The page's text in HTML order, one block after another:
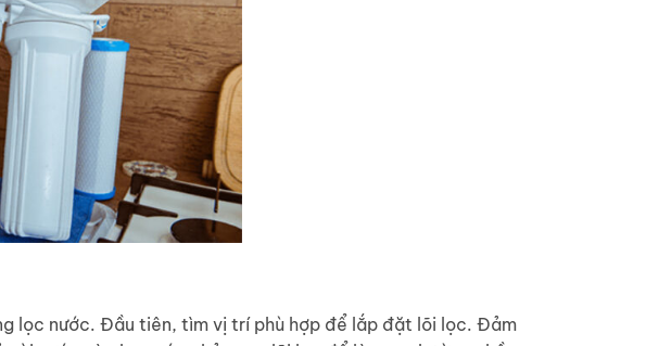
lọc nước. Đầu tiên, tìm vị trí phù hợp để lắp đặt lõi lọc. Đảm